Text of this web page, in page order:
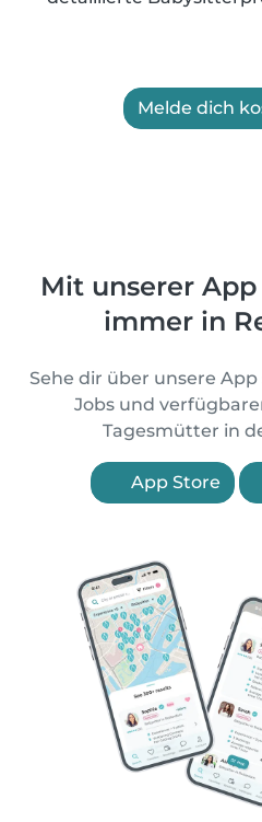
Melde dich
Mit unserer
immer in
Sehe dir über unsere
Jobs und
Tagesmütter in
App Store